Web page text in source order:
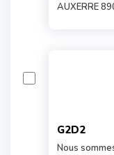
AUXERRE
G2D2
Nous